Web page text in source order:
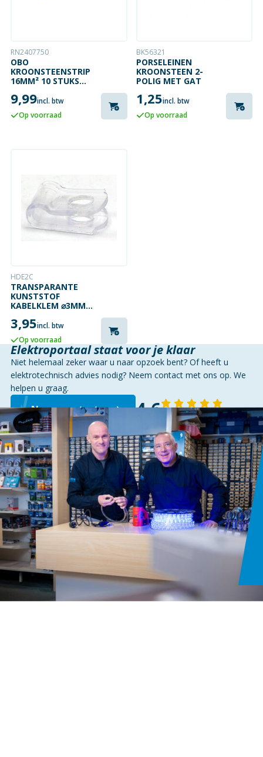
RN2407750
OBO
KROONSTEENSTRIP
16MM² 10 STUKS
9,99incl. btw
Op voorraad
BK56321
PORSELEINEN
KROONSTEEN 2-
POLIG MET GAT
1,25incl. btw
Op voorraad
HDE2C
TRANSPARANTE
KUNSTSTOF
KABELKLEM ⌀3MM
3,95incl. btw
Op voorraad
Elektroportaal staat voor je klaar
Niet helemaal zeker waar u naar opzoek bent? Of heeft u
elektrotechnisch advies nodig? Neem contact met ons op. We
helpen u graag.
Neem contact op 4,6 143 reviews